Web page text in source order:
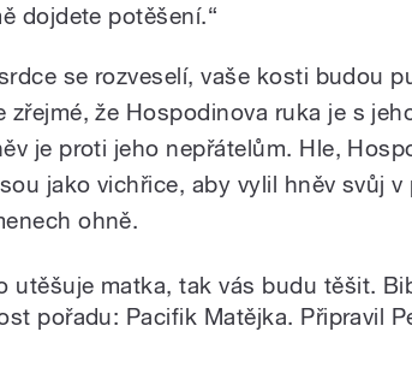
dojdete potěšení.“
se rozveselí, vaše kosti budou
zřejmé, že Hospodinova ruka je s
je proti jeho nepřátelům. Hle,
jako vichřice, aby vylil hněv svůj v
ohně.
utěšuje matka, tak vás budu těšit.
pořadu: Pacifik Matějka. Připravil